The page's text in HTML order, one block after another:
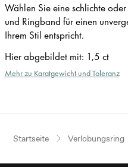
Wählen Sie eine schlichte
und Ringband für einen
Ihrem Stil entspricht.
Hier abgebildet mit: 1,5 ct
Mehr zu Karatgewicht und Toleranz
Startseite Verlobungsring